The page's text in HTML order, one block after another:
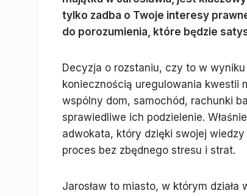
tylko zadba o Twoje interesy
do porozumienia, które będzie
Decyzja o rozstaniu, czy to w
koniecznością uregulowania kwestii
wspólny dom, samochód, rachunki
sprawiedliwe ich podzielenie.
adwokata, który dzięki swojej
proces bez zbędnego stresu i strat.
Jarosław to miasto, w którym